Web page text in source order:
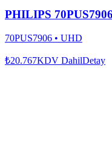
PHILIPS
70PUS7906 • UHD
₺20.767KDV DahilDetay